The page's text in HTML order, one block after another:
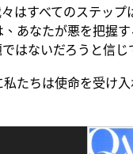
はすべてのステッ
あなたが悪を把握
はないだろうと信じ
たちは使命を受け